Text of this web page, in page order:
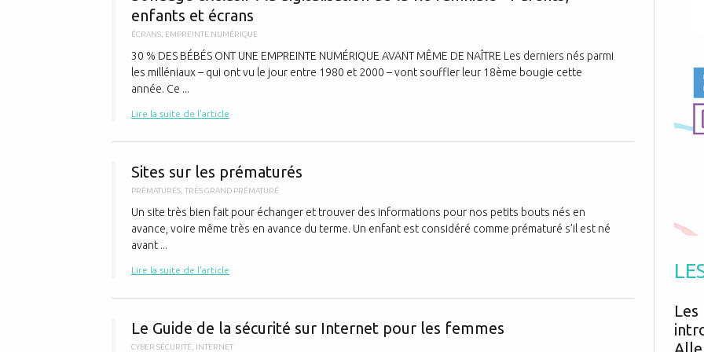
Chirurgie
Comportement
Grossesse
Handicap
Non classé
enfants et écrans
ÉCRANS EMPREINTE NUMÉRIQUE
30 % DES BÉBÉS ONT UNE EMPREINTE NUMÉRIQUE AVANT MÊME DE NAÎTRE Les derniers nés parmi
les milléniaux – qui ont vu le jour entre 1980 et 2000 – vont souffler leur 18ème bougie cette
année. Ce ...
Lire la suite de l'article
Sites sur les prématurés
PRÉMATURÉS TRÈS GRAND PRÉMATURÉ
Un site très bien fait pour échanger et trouver des informations pour nos petits bouts nés en
avance, voire même très en avance du terme. Un enfant est considéré comme prématuré s’il est né
avant ...
Lire la suite de l'article
Sites sur
Le Guide de la sécurité sur Internet pour les femmes
CYBER SÉCURITÉ INTERNET
Le Guide